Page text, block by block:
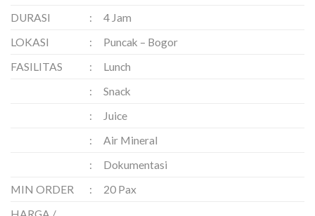
DURASI
:
4 Jam
LOKASI
:
Puncak – Bogor
FASILITAS
:
Lunch
:
Snack
:
Juice
:
Air Mineral
:
Dokumentasi
MIN ORDER
:
20 Pax